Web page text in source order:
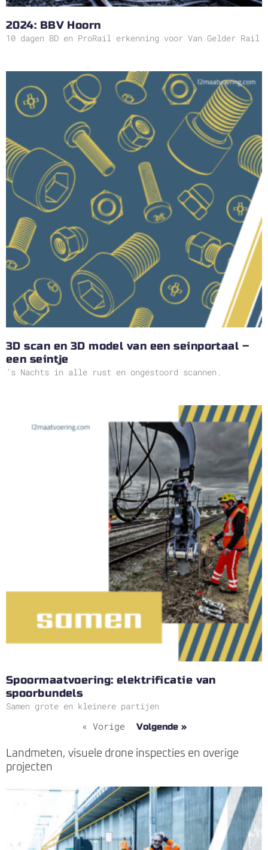
2024: BBV Hoorn
10 dagen BD en ProRail erkenning voor Van Gelder Rail
3D scan en 3D model van een seinportaal –
een seintje
‘s Nachts in alle rust en ongestoord scannen.
Spoormaatvoering: elektrificatie van
spoorbundels
Samen grote en kleinere partijen
« Vorige Volgende »
Landmeten, visuele drone inspecties en overige
projecten